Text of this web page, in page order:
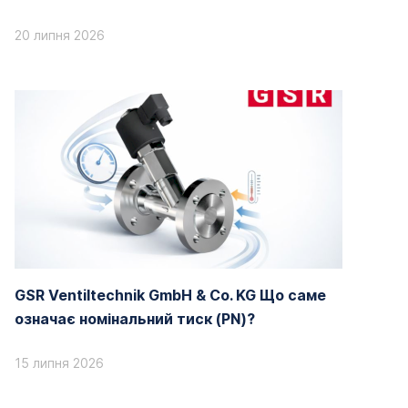
20 липня 2026
GSR Ventiltechnik GmbH & Co. KG Що саме
означає номінальний тиск (PN)?
15 липня 2026